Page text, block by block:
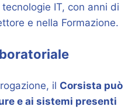
IT, con anni di
e nella Formazione.
il Corsista può
e ai sistemi presenti